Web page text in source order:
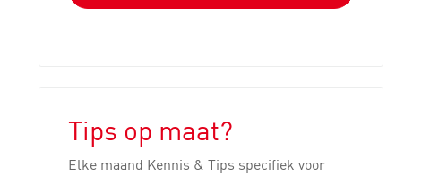
Tips op maat?
Elke maand Kennis & Tips specifiek voor